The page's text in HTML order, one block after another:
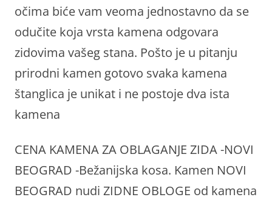
očima biće vam veoma jednostavno da se
odučite koja vrsta kamena odgovara
zidovima vašeg stana. Pošto je u pitanju
prirodni kamen gotovo svaka kamena
štanglica je unikat i ne postoje dva ista
kamena
CENA KAMENA ZA OBLAGANJE ZIDA -NOVI
BEOGRAD -Bežanijska kosa. Kamen NOVI
BEOGRAD nudi ZIDNE OBLOGE od kamena